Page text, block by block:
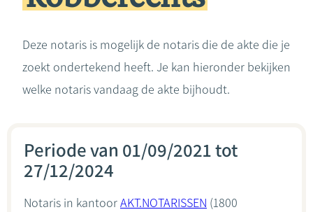
Rekenmodules
Deze notaris is mogelijk de notaris die de akte die je
zoekt ondertekend heeft. Je kan hieronder bekijken
welke notaris vandaag de akte bijhoudt.
Periode van 01/09/2021 tot
27/12/2024
Notaris in kantoorAKT.NOTARISSEN (1800